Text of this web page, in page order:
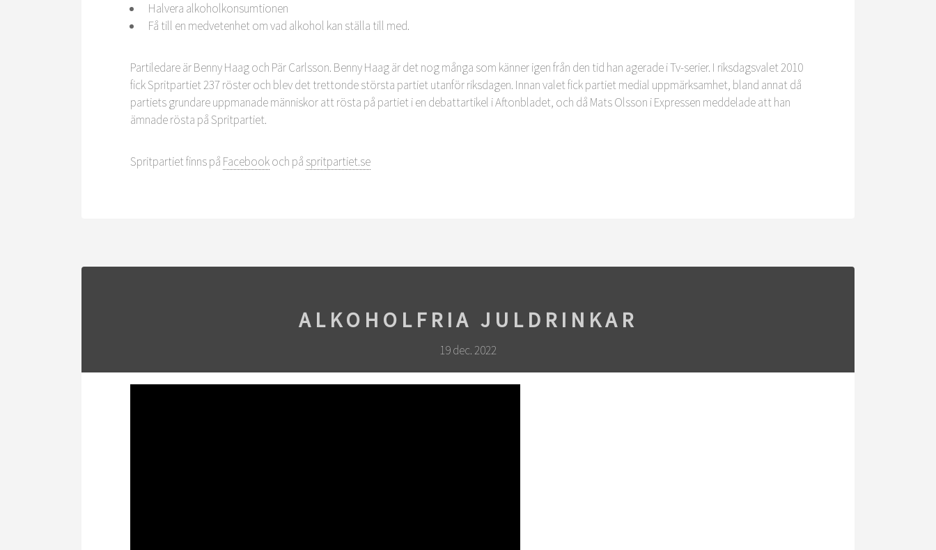
Halvera alkoholkonsumtionen
Få till en medvetenhet om vad alkohol kan ställa till med.
Partiledare är Benny Haag och Pär Carlsson. Benny Haag är det nog många som känner igen från den tid han agerade i Tv-serier. I riksdagsvalet 2010
fick Spritpartiet 237 röster och blev det trettonde största partiet utanför riksdagen. Innan valet fick partiet medial uppmärksamhet, bland annat då
partiets grundare uppmanade människor att rösta på partiet i en debattartikel i Aftonbladet, och då Mats Olsson i Expressen meddelade att han
ämnade rösta på Spritpartiet.
Spritpartiet finns på Facebookoch på spritpartiet.se
ALKOHOLFRIA JULDRINKAR
19 dec. 2022